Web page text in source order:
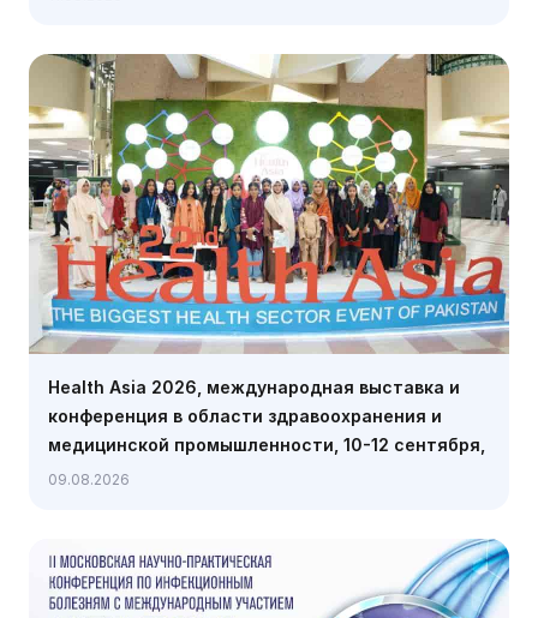
Health Asia 2026, международная выставка и
конференция в области здравоохранения и
медицинской промышленности, 10-12 сентября,
Карачи
09.08.2026